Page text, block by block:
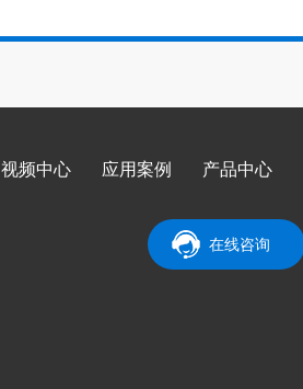
产品中心
应用案例
视频中心
在线咨询